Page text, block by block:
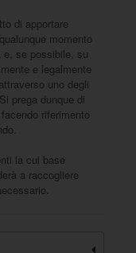
di apportare
momento
e, se possibile, su
e legalmente
uno degli
prega dunque di
riferimento
la cui base
a raccogliere